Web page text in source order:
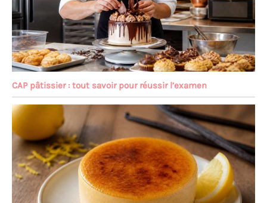
CAP pâtissier : tout savoir pour réussir l’examen